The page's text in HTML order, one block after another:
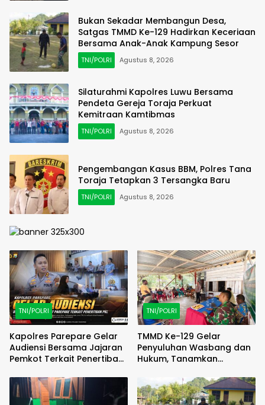
Bukan Sekadar Membangun Desa,
Satgas TMMD Ke-129 Hadirkan Keceriaan
Bersama Anak-Anak Kampung Sesor
TNI/POLRI Agustus 8, 2026
Silaturahmi Kapolres Luwu Bersama
Pendeta Gereja Toraja Perkuat
Kemitraan Kamtibmas
TNI/POLRI Agustus 8, 2026
Pengembangan Kasus BBM, Polres Tana
Toraja Tetapkan 3 Tersangka Baru
TNI/POLRI Agustus 8, 2026
TNI/POLRI
Kapolres Parepare Gelar
Audiensi Bersama Jajaran
Pemkot Terkait Penertiban
TNI/POLRI
TMMD Ke-129 Gelar
Penyuluhan Wasbang dan
Hukum, Tanamkan
serta Taat Aturan di
Kampung Sesor